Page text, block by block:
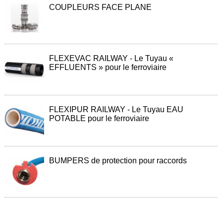
Certificats
contacter
monde
Devis
Devis
étanchéité
Mentions
légales
COUPLEURS FACE PLANE
FLEXEVAC RAILWAY - Le Tuyau «
EFFLUENTS » pour le ferroviaire
FLEXIPUR RAILWAY - Le Tuyau EAU
POTABLE pour le ferroviaire
BUMPERS de protection pour raccords